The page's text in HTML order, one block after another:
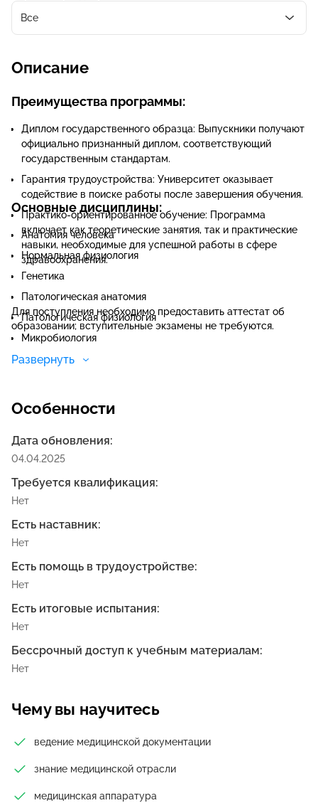
Все
Описание
Преимущества программы:
Диплом государственного образца: Выпускники получают
официально признанный диплом, соответствующий
государственным стандартам.​
Гарантия трудоустройства: Университет оказывает
содействие в поиске работы после завершения обучения.​
Практико-ориентированное обучение: Программа
включает как теоретические занятия, так и практические
навыки, необходимые для успешной работы в сфере
здравоохранения.​
Основные дисциплины:
Анатомия человека​
Нормальная физиология​
Генетика​
Патологическая анатомия​
Патологическая физиология​
Микробиология​
Уход за пациентами терапевтического профиля​
профиля​
Для поступления необходимо предоставить аттестат об
образовании; вступительные экзамены не требуются.
Развернуть
Особенности
Дата обновления:
04.04.2025
Требуется квалификация:
Нет
Есть наставник:
Нет
Есть помощь в трудоустройстве:
Нет
Есть итоговые испытания:
Нет
Бессрочный доступ к учебным материалам:
Нет
Чему вы научитесь
ведение медицинской документации
знание медицинской отрасли
медицинская аппаратура